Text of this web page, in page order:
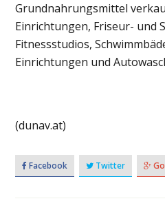
Grundnahrungsmittel
Einrichtungen, Friseur- und
Fitnessstudios,
Einrichtungen und
(dunav.at)
Facebook Twitter